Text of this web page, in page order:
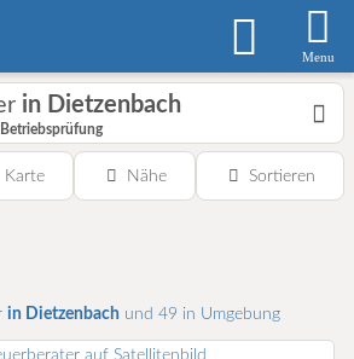
Menu
in Dietzenbach
Karte Nähe Sortieren
in Dietzenbach und 49 in Umgebung